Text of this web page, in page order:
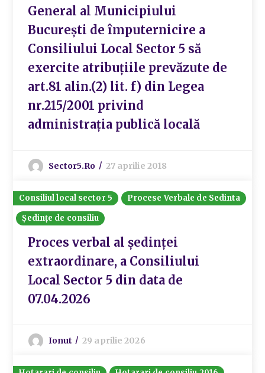
General al Municipiului
București de împuternicire a
Consiliului Local Sector 5 să
exercite atribuțiile prevăzute de
art.81 alin.(2) lit. f) din Legea
nr.215/2001 privind
administrația publică locală
Sector5.ro 27 aprilie 2018
Consiliul local sector 5
Procese Verbale de Sedinta
Ședințe de consiliu
Proces verbal al ședinței
extraordinare, a Consiliului
Local Sector 5 din data de
07.04.2026
Ionut 29 aprilie 2026